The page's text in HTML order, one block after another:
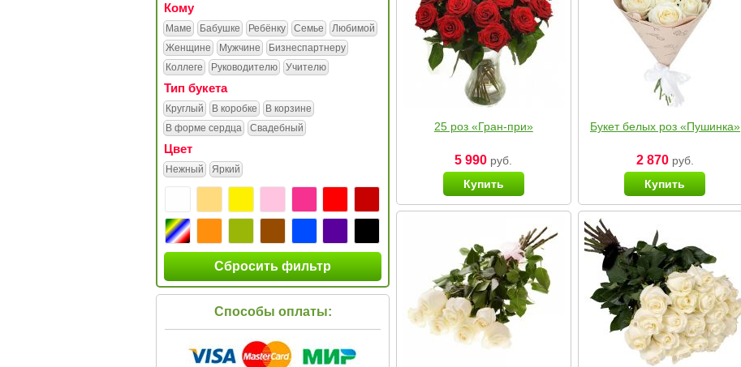
Кому
Маме Бабушке Ребёнку Семье
Любимой
Женщине
Мужчине
Бизнеспартнеру
Коллеге
Руководителю Учителю
Тип букета
Круглый В коробке
В корзине
В форме сердца
Свадебный
Цвет
Нежный Яркий
Сбросить фильтр
Способы оплаты:
25 роз «Гран-при»
5 990 руб.
Купить
Букет белых роз «Пушинка»
2 870руб.
Купить